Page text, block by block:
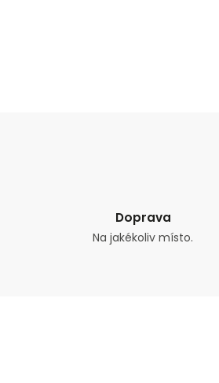
Doprava
Na jakékoliv místo.